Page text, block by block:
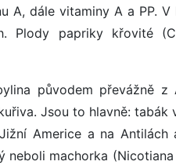
A, dále vitaminy A a PP. V
Plody papriky křovité
původem převážně z
Jsou to hlavně: tabák
Americe a na Antilách
neboli machorka